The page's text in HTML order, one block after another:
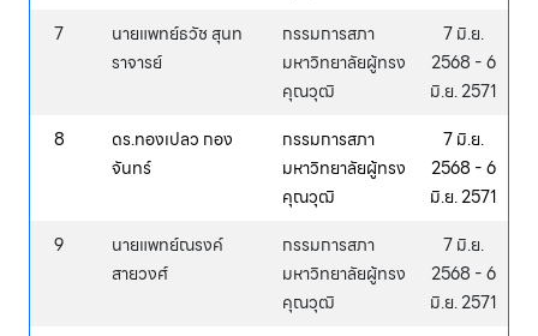
7
นายแพทย์ธวัช สุนท
ราจารย์
กรรมการสภา
มหาวิทยาลัยผู้ทรง
คุณวุฒิ
7 มิ.ย.
2568 - 6
มิ.ย. 2571
8
ดร.ทองเปลว กอง
จันทร์
กรรมการสภา
มหาวิทยาลัยผู้ทรง
คุณวุฒิ
7 มิ.ย.
2568 - 6
มิ.ย. 2571
9
นายแพทย์ณรงค์
สายวงศ์
กรรมการสภา
มหาวิทยาลัยผู้ทรง
คุณวุฒิ
7 มิ.ย.
2568 - 6
มิ.ย. 2571